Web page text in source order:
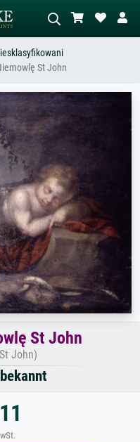
Opisz scenę – np. zielona łąka,
z czerwienią, ciemny olej,
stojący akt obok drzewa.
St John
St John
John)